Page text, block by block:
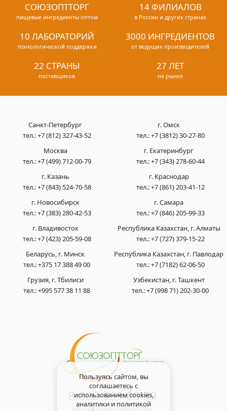
СОЮЗОПТТОРГ
пищевые ингредиенты оптом
14 ФИЛИАЛОВ
в России и других странах
10 ЛАБОРАТОРИЙ
технологической поддержки
3000 ИНГРЕДИЕНТОВ
от ведущих производителей
22 СТРАНЫ
поставщиков
27 ЛЕТ
на рынке
Санкт-Петербург
тел.:+7 (812) 327-43-52
Москва
тел.:+7 (499) 712-00-79
г. Казань
тел.:+7 (843) 524-70-58
г. Новосибирск
тел.:+7 (383) 280-42-53
г. Омск
тел.:+7 (3812) 30-27-80
г. Екатеринбург
тел.:+7 (343) 278-60-44
г. Краснодар
тел.:+7 (861) 203-41-12
г. Самара
тел.:+7 (846) 205-99-33
г. Владивосток
тел.:+7 (423) 205-59-08
Беларусь, г. Минск
тел.:+375 17 388 49 00
Грузия, г. Тбилиси
тел.:+995 577 38 11 88
Республика Казахстан, г. Алматы
тел.:+7 (727) 379-15-22
Республика Казахстан, г. Павлодар
тел.:+7 (7182) 62-06-50
Узбекистан, г. Ташкент
тел.:+7 (998 71) 202-30-00
8-800-333-00-89
office@soyuzopttorg.com
Пользуясь сайтом, вы
соглашаетесь с
использованием cookies,
аналитики и политикой